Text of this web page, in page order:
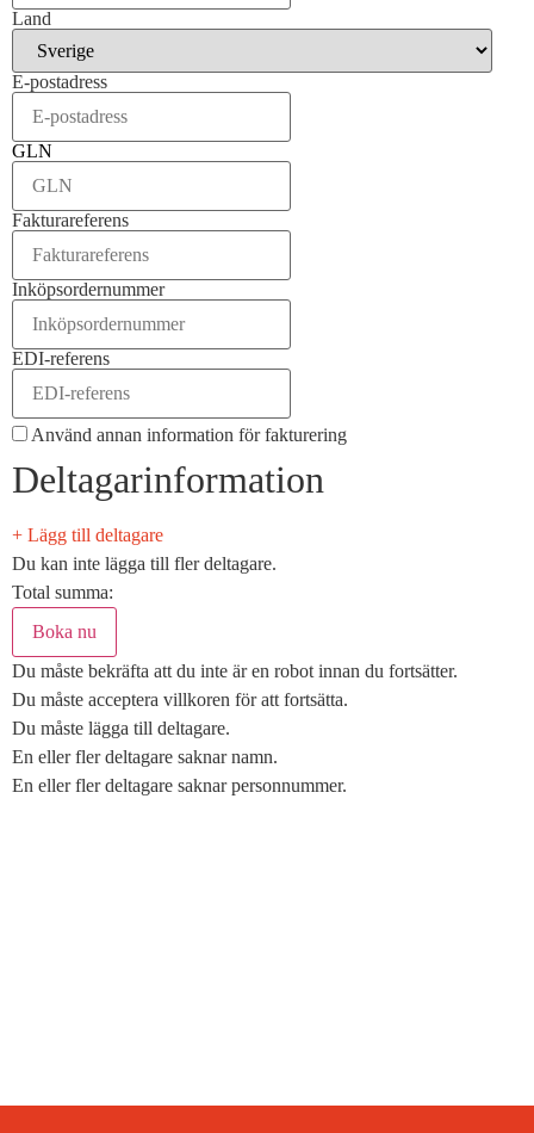
Land
E-postadress
GLN
Fakturareferens
Inköpsordernummer
EDI-referens
Använd annan information för fakturering
Deltagarinformation
+ Lägg till deltagare
Du kan inte lägga till fler deltagare.
Total summa:
Du måste bekräfta att du inte är en robot innan du fortsätter.
Du måste acceptera villkoren för att fortsätta.
Du måste lägga till deltagare.
En eller fler deltagare saknar namn.
En eller fler deltagare saknar personnummer.